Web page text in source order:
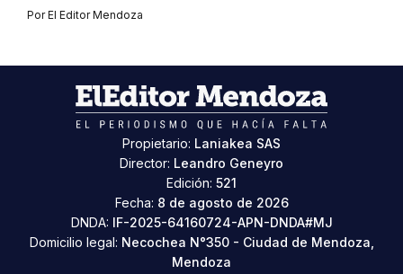
PorEl Editor Mendoza
Propietario: Laniakea SAS
Director: Leandro Geneyro
Edición: 521
Fecha: 8 de agosto de 2026
DNDA: IF-2025-64160724-APN-DNDA#MJ
Domicilio legal: Necochea N°350 - Ciudad de Mendoza,
Mendoza